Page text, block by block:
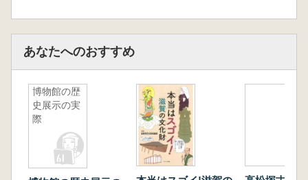
あなたへのおすすめ
博物館の歴
史展示の実
際